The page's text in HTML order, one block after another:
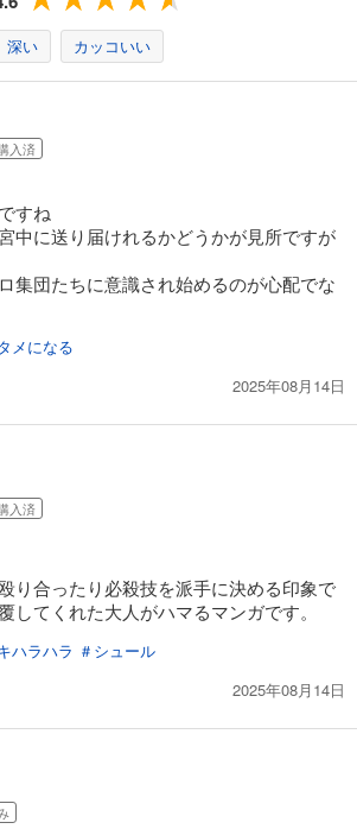
17巻
試し読み
を表示する
込)
じを表示する
19巻【電子特典付き】
込)
試し読み
じを表示する
20巻
カート
21巻
深い カッコいい
入済
すね
中に送り届けれるかどうかが見所ですが
集団たちに意識され始めるのが心配でな
メになる
2025年08月14日
入済
り合ったり必殺技を派手に決める印象で
してくれた大人がハマるマンガです。
ハラハラ ＃シュール
2025年08月14日